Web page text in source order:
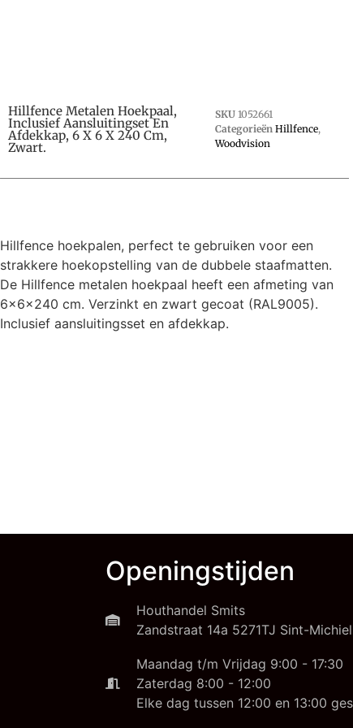
Hillfence Metalen Hoekpaal,
Inclusief Aansluitingset En
Afdekkap, 6 X 6 X 240 Cm,
Zwart.
SKU 1052661
Categorieën Hillfence,
Woodvision
Hillfence hoekpalen, perfect te gebruiken voor een
strakkere hoekopstelling van de dubbele staafmatten.
De Hillfence metalen hoekpaal heeft een afmeting van
6x6x240 cm. Verzinkt en zwart gecoat (RAL9005).
Inclusief aansluitingsset en afdekkap.
Openingstijden
Houthandel Smits
Zandstraat 14a 5271TJ Sint-
Maandag t/m Vrijdag 9:00 - 17:30
Zaterdag 8:00 - 12:00
Elke dag tussen 12:00 en 13:00